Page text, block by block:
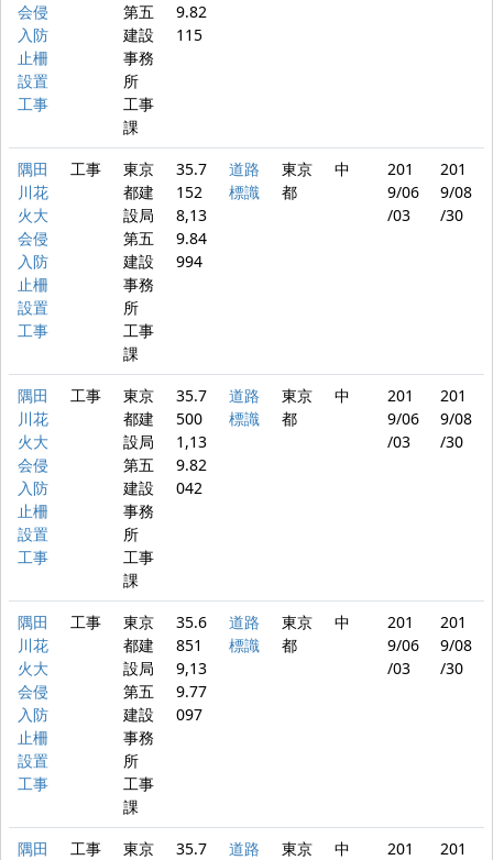
会侵
入防
止柵
設置
工事
第五
建設
事務
所
工事
課
9.82
115
隅田
川花
火大
会侵
入防
止柵
設置
工事
工事
東京
都建
設局
第五
建設
事務
所
工事
課
35.7
152
8,13
9.84
994
道路
標識
東京
都
中
201
9/06
/03
201
9/08
/30
隅田
川花
火大
会侵
入防
止柵
設置
工事
工事
東京
都建
設局
第五
建設
事務
所
工事
課
35.7
500
1,13
9.82
042
道路
標識
東京
都
中
201
9/06
/03
201
9/08
/30
隅田
川花
火大
会侵
入防
止柵
設置
工事
工事
東京
都建
設局
第五
建設
事務
所
工事
課
35.6
851
9,13
9.77
097
道路
標識
東京
都
中
201
9/06
/03
201
9/08
/30
隅田
工事
東京
35.7
道路
東京
中
201
201